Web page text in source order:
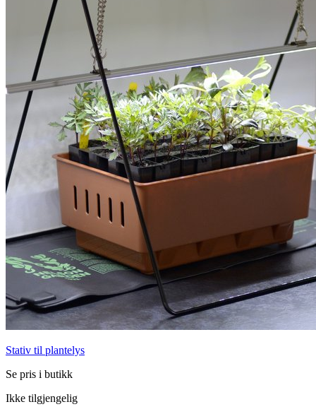
Stativ til plantelys
Se pris i butikk
Ikke tilgjengelig